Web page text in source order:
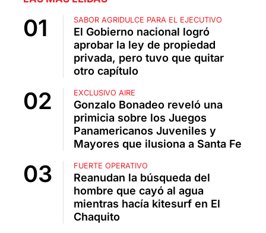
SABOR AGRIDULCE PARA EL EJECUTIVO
El Gobierno nacional logró
aprobar la ley de propiedad
privada, pero tuvo que quitar
otro capítulo
EXCLUSIVO AIRE
Gonzalo Bonadeo reveló una
primicia sobre los Juegos
Panamericanos Juveniles y
Mayores que ilusiona a Santa Fe
FUERTE OPERATIVO
Reanudan la búsqueda del
hombre que cayó al agua
mientras hacía kitesurf en El
Chaquito